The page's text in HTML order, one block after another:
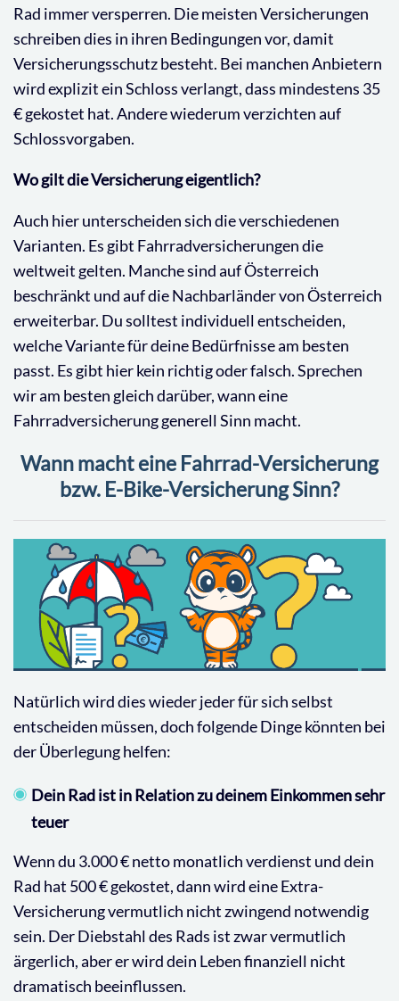
Rad immer versperren. Die meisten Versicherungen
schreiben dies in ihren Bedingungen vor, damit
Versicherungsschutz besteht. Bei manchen Anbietern
wird explizit ein Schloss verlangt, dass mindestens 35
€ gekostet hat. Andere wiederum verzichten auf
Schlossvorgaben.
Wo gilt die Versicherung eigentlich?
Auch hier unterscheiden sich die verschiedenen
Varianten. Es gibt Fahrradversicherungen die
weltweit gelten. Manche sind auf Österreich
beschränkt und auf die Nachbarländer von Österreich
erweiterbar. Du solltest individuell entscheiden,
welche Variante für deine Bedürfnisse am besten
passt. Es gibt hier kein richtig oder falsch. Sprechen
wir am besten gleich darüber, wann eine
Fahrradversicherung generell Sinn macht.
Wann macht eine Fahrrad-Versicherung
bzw. E-Bike-Versicherung Sinn?
Natürlich wird dies wieder jeder für sich selbst
entscheiden müssen, doch folgende Dinge könnten bei
der Überlegung helfen:
Dein Rad ist in Relation zu deinem Einkommen sehr
teuer
Wenn du 3.000 € netto monatlich verdienst und dein
Rad hat 500 € gekostet, dann wird eine Extra-
Versicherung vermutlich nicht zwingend notwendig
sein. Der Diebstahl des Rads ist zwar vermutlich
ärgerlich, aber er wird dein Leben finanziell nicht
dramatisch beeinflussen.